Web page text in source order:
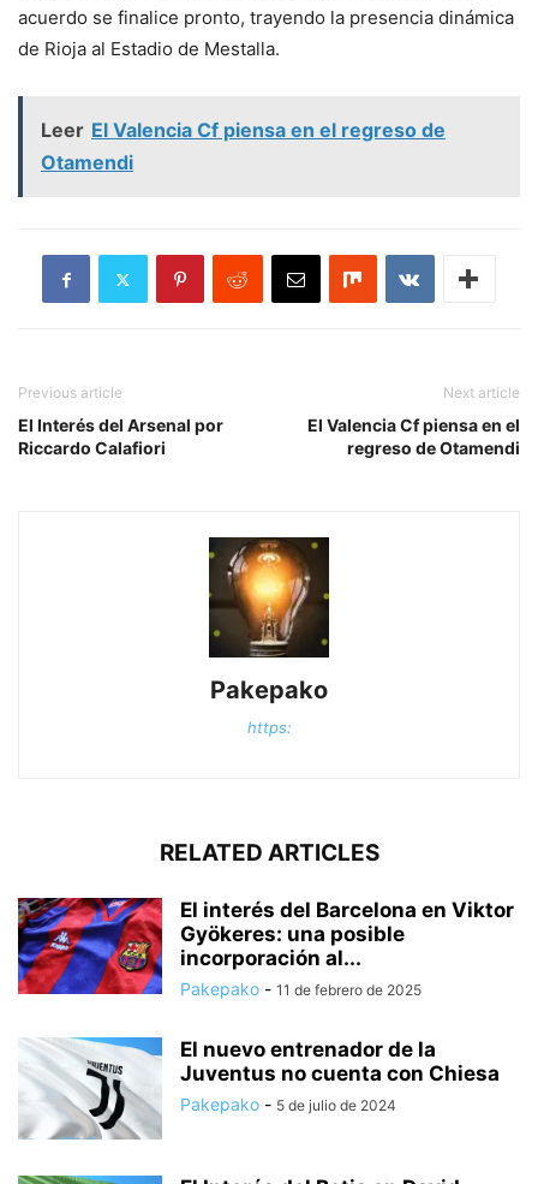
acuerdo se finalice pronto, trayendo la presencia dinámica
de Rioja al Estadio de Mestalla.
Leer El Valencia Cf piensa en el regreso de
Otamendi
Previous article
El Interés del Arsenal por
Riccardo Calafiori
Next article
El Valencia Cf piensa en el
regreso de Otamendi
Pakepako
https:
RELATED ARTICLES
El interés del Barcelona en Viktor
Gyökeres: una posible
incorporación al...
Pakepako - 11 de febrero de 2025
El nuevo entrenador de la
Juventus no cuenta con Chiesa
Pakepako - 5 de julio de 2024